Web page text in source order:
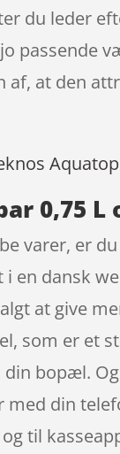
du leder
passende
at den
0,75
varer, er
dansk
at give
som er et
bopæl.
din
til